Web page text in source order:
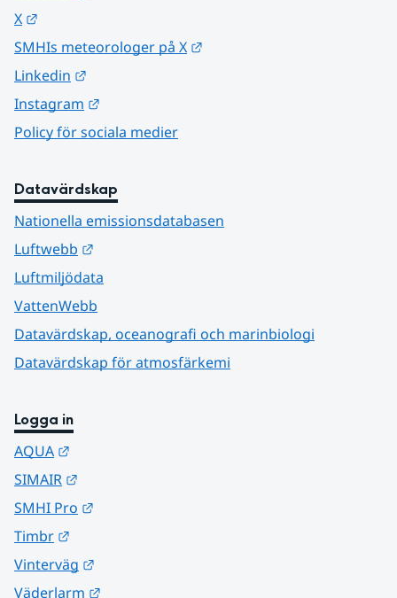
X
SMHIs meteorologer på X
Linkedin
Instagram
Policy för sociala medier
Datavärdskap
Nationella emissionsdatabasen
Luftwebb
Luftmiljödata
VattenWebb
Datavärdskap, oceanografi och marinbiologi
Datavärdskap för atmosfärkemi
Logga in
AQUA
SIMAIR
SMHI Pro
Timbr
Vinterväg
Väderlarm